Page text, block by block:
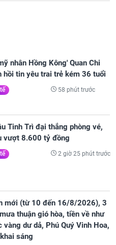
nhân Hồng Kông' Quan Chi
hồi tin yêu trai trẻ kém 36 tuổi
58 phút trước
Tinh Trì đại thắng phòng vé,
vượt 8.600 tỷ đồng
2 giờ 25 phút trước
mới (từ 10 đến 16/8/2026), 3
thuận gió hòa, tiền về như
vàng dư dả, Phú Quý Vinh Hoa,
sáng